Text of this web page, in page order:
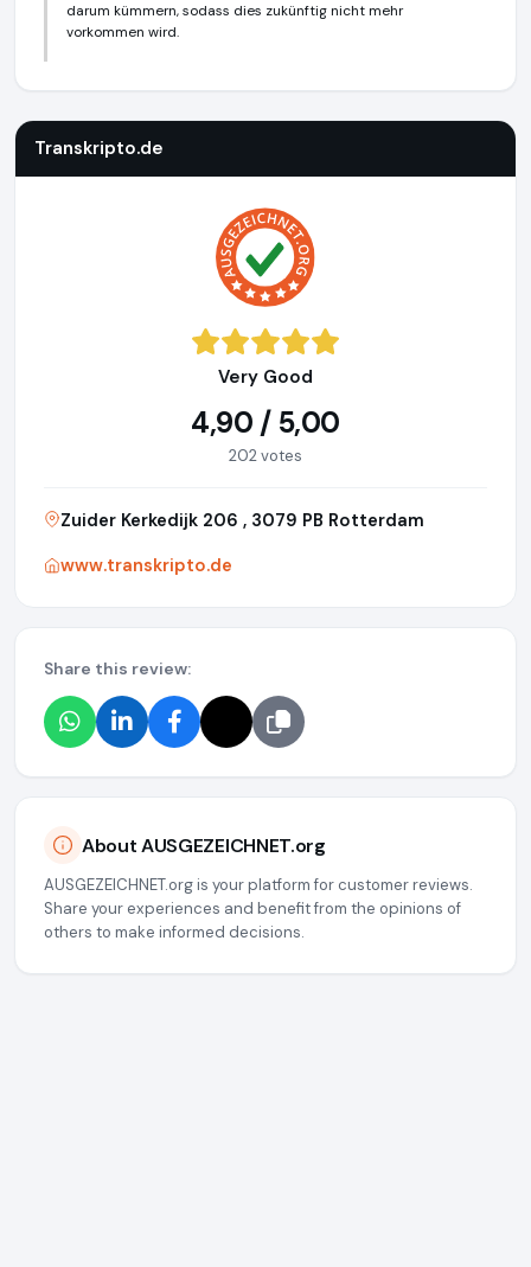
darum kümmern, sodass dies zukünftig nicht mehr
vorkommen wird.
Transkripto.de
Very Good
4,90 / 5,00
202 votes
Zuider Kerkedijk 206 , 3079 PB Rotterdam
www.transkripto.de
Share this review:
About AUSGEZEICHNET.org
AUSGEZEICHNET.org is your platform for customer reviews.
Share your experiences and benefit from the opinions of
others to make informed decisions.